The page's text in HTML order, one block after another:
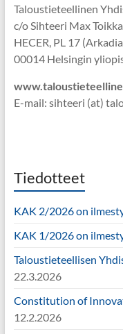
Taloustieteellinen
c/o Sihteeri Max Toikka
HECER, PL 17
00014 Helsingin
E-mail: sihteeri (at)
Tiedotteet
KAK 2/2026 on
KAK 1/2026 on
Taloustieteellisen
22.3.2026
Constitution of
12.2.2026